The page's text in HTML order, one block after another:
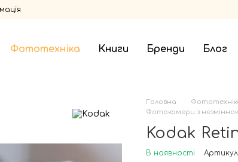
Фототехніка Книги Бренди Блог
Головна
Фотокамери з
Kodak
В наявності Артикул: